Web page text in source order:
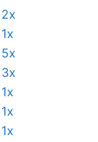
2x
1x
5x
3x
1x
1x
1x